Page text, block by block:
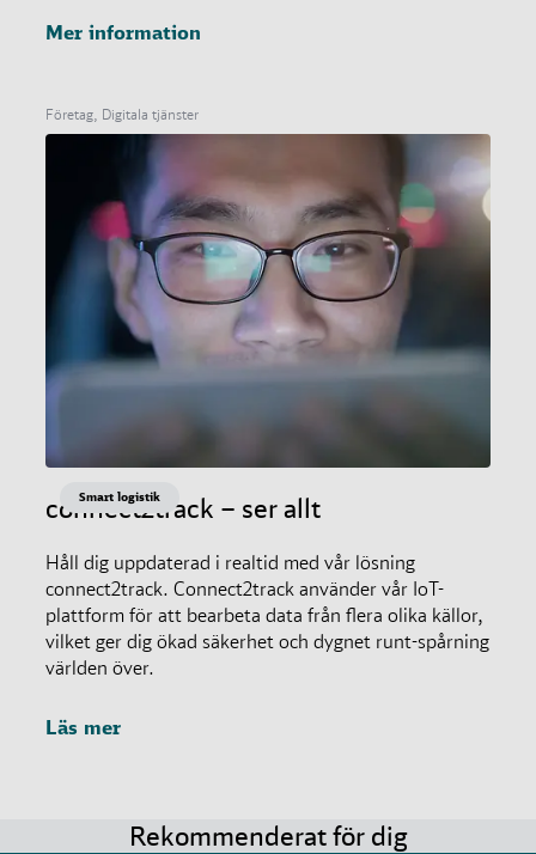
Mer information
Företag, Digitala tjänster
connect2track – ser allt
Håll dig uppdaterad i realtid med vår lösning
connect2track. Connect2track använder vår IoT-
plattform för att bearbeta data från flera olika källor,
vilket ger dig ökad säkerhet och dygnet runt-spårning
världen över.
Läs mer
Smart logistik
Rekommenderat för dig